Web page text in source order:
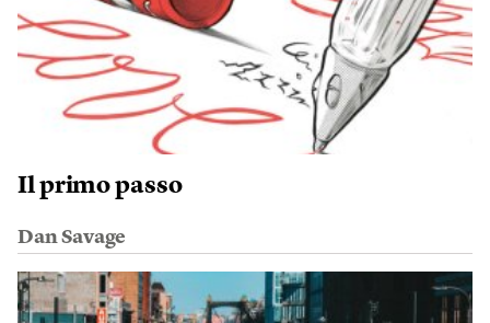
Il primo passo
Dan Savage